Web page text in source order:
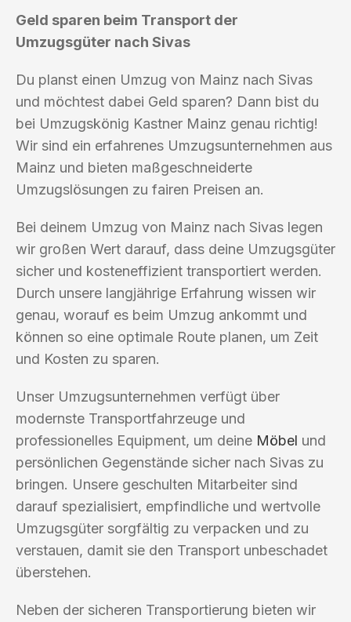
Geld sparen beim Transport der
Umzugsgüter nach Sivas
Du planst einen Umzug von Mainz nach Sivas
und möchtest dabei Geld sparen? Dann bist du
bei Umzugskönig Kastner Mainz genau richtig!
Wir sind ein erfahrenes Umzugsunternehmen aus
Mainz und bieten maßgeschneiderte
Umzugslösungen zu fairen Preisen an.
Bei deinem Umzug von Mainz nach Sivas legen
wir großen Wert darauf, dass deine Umzugsgüter
sicher und kosteneffizient transportiert werden.
Durch unsere langjährige Erfahrung wissen wir
genau, worauf es beim Umzug ankommt und
können so eine optimale Route planen, um Zeit
und Kosten zu sparen.
Unser Umzugsunternehmen verfügt über
modernste Transportfahrzeuge und
professionelles Equipment, um deine Möbel und
persönlichen Gegenstände sicher nach Sivas zu
bringen. Unsere geschulten Mitarbeiter sind
darauf spezialisiert, empfindliche und wertvolle
Umzugsgüter sorgfältig zu verpacken und zu
verstauen, damit sie den Transport unbeschadet
überstehen.
Neben der sicheren Transportierung bieten wir